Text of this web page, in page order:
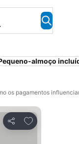
almoço
os pagamentos
Partilhar
Adicionar aos